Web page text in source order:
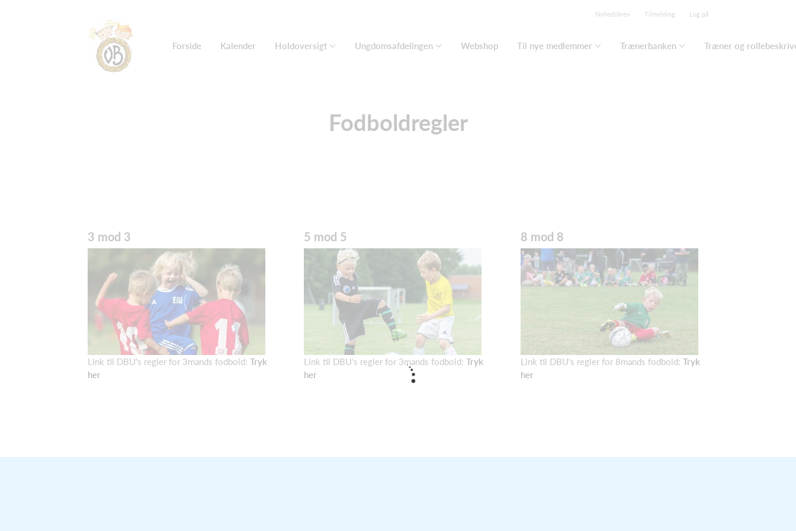
Nyhedsbrev Tilmelding Log på
Forside Kalender Holdoversigt Ungdomsafdelingen Webshop Til nye medlemmer Trænerbanken Træner og
Fodboldregler
3 mod 3
Link til DBU's regler for 3mands fodbold: Tryk
her
5 mod 5
Link til DBU's regler for 3mands fodbold:Tryk
her
8 mod 8
Link til DBU's regler for 8mands fodbold: Tryk
her